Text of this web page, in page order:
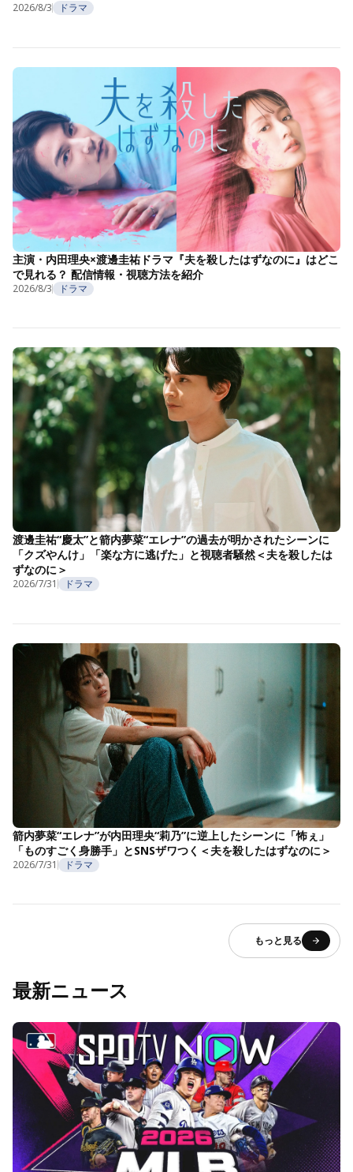
2026/8/3 ドラマ
主演・内田理央×渡邊圭祐ドラマ『夫を殺したはずなのに』はどこ
で見れる？ 配信情報・視聴方法を紹介
2026/8/3 ドラマ
渡邊圭祐“慶太”と箭内夢菜“エレナ”の過去が明かされたシーンに
「クズやんけ」「楽な方に逃げた」と視聴者騒然＜夫を殺したは
ずなのに＞
2026/7/31 ドラマ
箭内夢菜“エレナ”が内田理央“莉乃”に逆上したシーンに「怖ぇ」
「ものすごく身勝手」とSNSザワつく＜夫を殺したはずなのに＞
2026/7/31 ドラマ
もっと見る
最新ニュース